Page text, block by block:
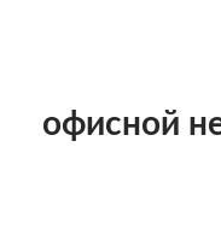
офисной